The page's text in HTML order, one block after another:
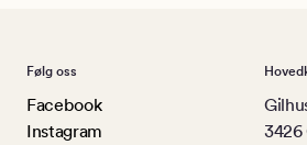
Følg oss
Facebook
Instagram
3426